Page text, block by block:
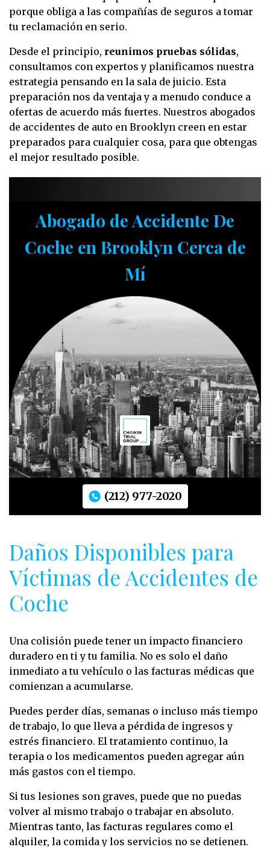
porque obliga a las compañías de seguros a tomar
tu reclamación en serio.
Desde el principio, reunimos pruebas sólidas,
consultamos con expertos y planificamos nuestra
estrategia pensando en la sala de juicio. Esta
preparación nos da ventaja y a menudo conduce a
ofertas de acuerdo más fuertes. Nuestros abogados
de accidentes de auto en Brooklyn creen en estar
preparados para cualquier cosa, para que obtengas
el mejor resultado posible.
Abogado de Accidente De
Coche en Brooklyn Cerca de
Mí
(212) 977-2020
Daños Disponibles para
Víctimas de Accidentes de
Coche
Una colisión puede tener un impacto financiero
duradero en ti y tu familia. No es solo el daño
inmediato a tu vehículo o las facturas médicas que
comienzan a acumularse.
Puedes perder días, semanas o incluso más tiempo
de trabajo, lo que lleva a pérdida de ingresos y
estrés financiero. El tratamiento continuo, la
terapia o los medicamentos pueden agregar aún
más gastos con el tiempo.
Si tus lesiones son graves, puede que no puedas
volver al mismo trabajo o trabajar en absoluto.
Mientras tanto, las facturas regulares como el
alquiler, la comida y los servicios no se detienen.